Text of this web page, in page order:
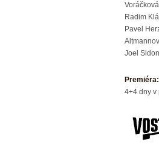
Radim
Pavel
Joel
4+4 dny v